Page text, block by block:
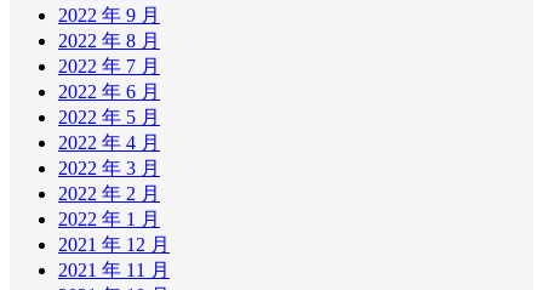
2022 年 9 月
2022 年 8 月
2022 年 7 月
2022 年 6 月
2022 年 5 月
2022 年 4 月
2022 年 3 月
2022 年 2 月
2022 年 1 月
2021 年 12 月
2021 年 11 月